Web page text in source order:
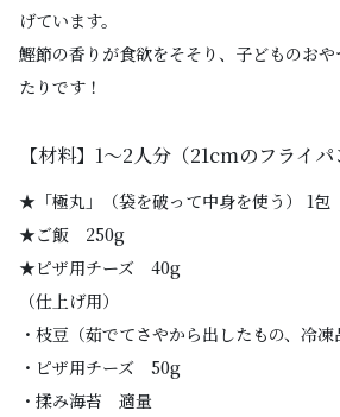
げています。
鰹節の香りが食欲をそそり、子どものお
たりです！
【材料】1〜2人分（21cmのフライパ
★「極丸」（袋を破って中身を使う） 1包
★ご飯 250g
★ピザ用チーズ 40g
（仕上げ用）
・枝豆（茹でてさやから出したもの、冷
・ピザ用チーズ 50g
・揉み海苔 適量